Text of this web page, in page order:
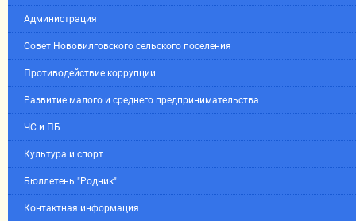
Администрация
Совет Нововилговского сельского поселения
Противодействие коррупции
Развитие малого и среднего предпринимательства
ЧС и ПБ
Культура и спорт
Бюллетень "Родник"
Контактная информация